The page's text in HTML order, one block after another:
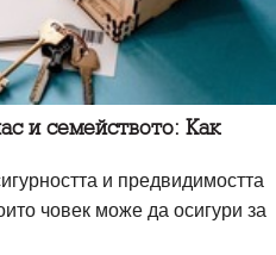
и семейството: Как
и предвидимостта
човек може да осигури за